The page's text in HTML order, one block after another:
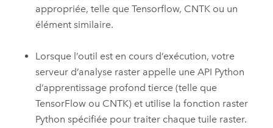
appropriée, telle que Tensorflow, CNTK ou un
élément similaire.
Lorsque l’outil est en cours d’exécution, votre
serveur d’analyse raster appelle une API Python
d’apprentissage profond tierce (telle que
TensorFlow ou CNTK) et utilise la fonction raster
Python spécifiée pour traiter chaque tuile raster.